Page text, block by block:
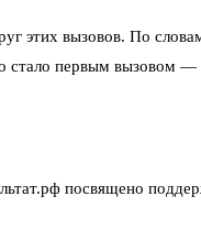
этих вызовов. По
стало первым вызовом —
посвящено